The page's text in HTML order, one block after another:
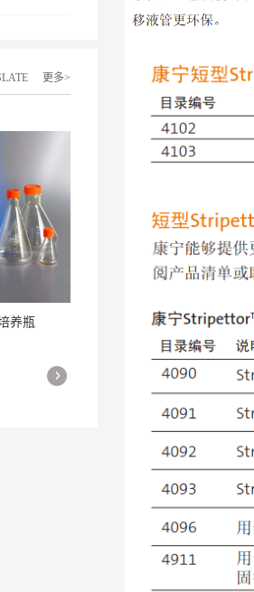
更多>
养瓶
三角培养瓶
More